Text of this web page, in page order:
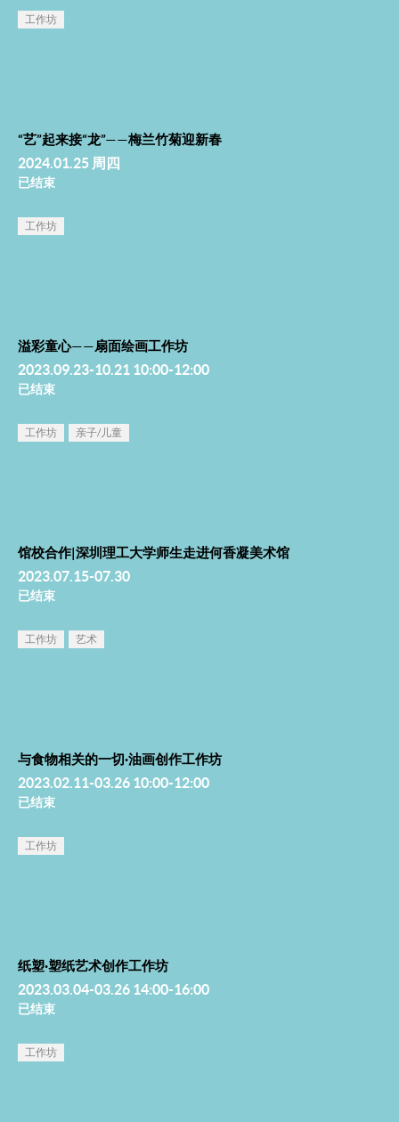
工作坊
“艺”起来接“龙”——梅兰竹菊迎新春
2024.01.25 周四
已结束
工作坊
溢彩童心——扇面绘画工作坊
2023.09.23-10.21 10:00-12:00
已结束
工作坊 亲子/儿童
馆校合作|深圳理工大学师生走进何香凝美术馆
2023.07.15-07.30
已结束
工作坊 艺术
与食物相关的一切·油画创作工作坊
2023.02.11-03.26 10:00-12:00
已结束
工作坊
纸塑·塑纸艺术创作工作坊
2023.03.04-03.26 14:00-16:00
已结束
工作坊